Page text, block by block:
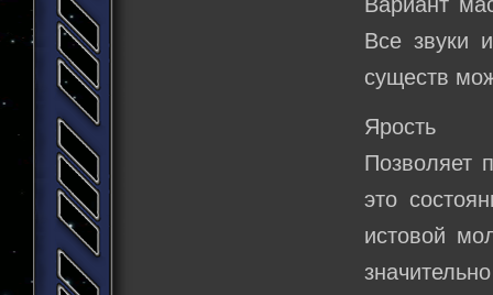
Все звуки
существ
Ярость
Позволяет
это
истовой